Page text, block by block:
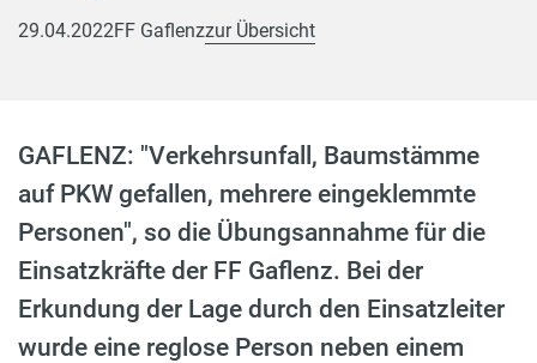
29.04.2022FF Gaflenzzur Übersicht
GAFLENZ: "Verkehrsunfall, Baumstämme
auf PKW gefallen, mehrere eingeklemmte
Personen", so die Übungsannahme für die
Einsatzkräfte der FF Gaflenz. Bei der
Erkundung der Lage durch den Einsatzleiter
wurde eine reglose Person neben einem